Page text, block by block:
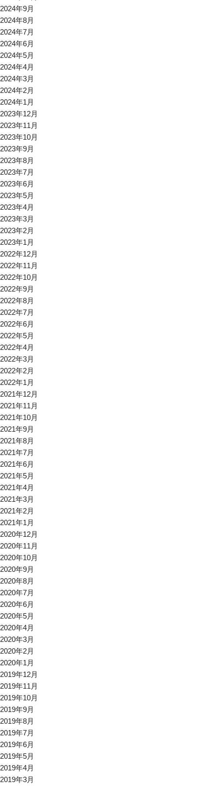
2024年9月
2024年8月
2024年7月
2024年6月
2024年5月
2024年4月
2024年3月
2024年2月
2024年1月
2023年12月
2023年11月
2023年10月
2023年9月
2023年8月
2023年7月
2023年6月
2023年5月
2023年4月
2023年3月
2023年2月
2023年1月
2022年12月
2022年11月
2022年10月
2022年9月
2022年8月
2022年7月
2022年6月
2022年5月
2022年4月
2022年3月
2022年2月
2022年1月
2021年12月
2021年11月
2021年10月
2021年9月
2021年8月
2021年7月
2021年6月
2021年5月
2021年4月
2021年3月
2021年2月
2021年1月
2020年12月
2020年11月
2020年10月
2020年9月
2020年8月
2020年7月
2020年6月
2020年5月
2020年4月
2020年3月
2020年2月
2020年1月
2019年12月
2019年11月
2019年10月
2019年9月
2019年8月
2019年7月
2019年6月
2019年5月
2019年4月
2019年3月